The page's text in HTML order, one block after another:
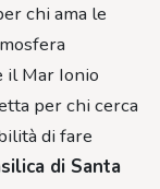
chi ama le
il Mar Ionio
per chi cerca
di fare
di Santa